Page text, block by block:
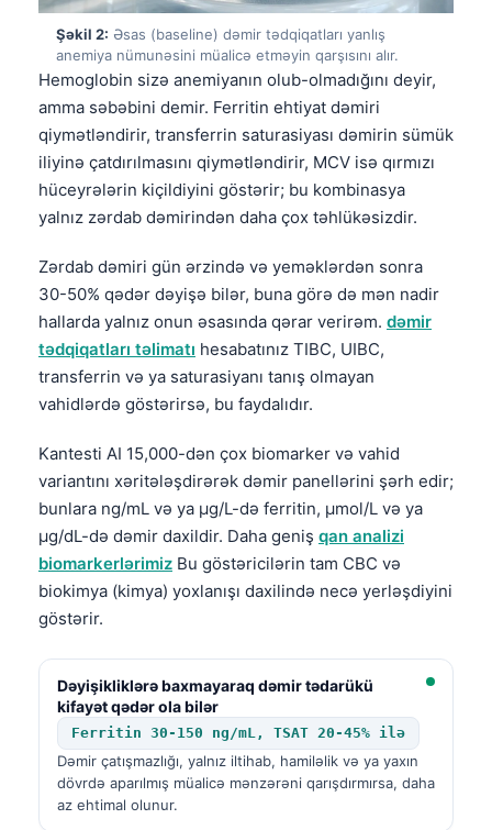
Şəkil 2: Əsas (baseline) dəmir tədqiqatları yanlış
anemiya nümunəsini müalicə etməyin qarşısını alır.
Hemoglobin sizə anemiyanın olub-olmadığını deyir,
amma səbəbini demir. Ferritin ehtiyat dəmiri
qiymətləndirir, transferrin saturasiyası dəmirin sümük
iliyinə çatdırılmasını qiymətləndirir, MCV isə qırmızı
hüceyrələrin kiçildiyini göstərir; bu kombinasya
yalnız zərdab dəmirindən daha çox təhlükəsizdir.
Zərdab dəmiri gün ərzində və yeməklərdən sonra
30-50% qədər dəyişə bilər, buna görə də mən nadir
hallarda yalnız onun əsasında qərar verirəm. dəmir
tədqiqatları təlimatı hesabatınız TIBC, UIBC,
transferrin və ya saturasiyanı tanış olmayan
vahidlərdə göstərirsə, bu faydalıdır.
Kantesti AI 15,000-dən çox biomarker və vahid
variantını xəritələşdirərək dəmir panellərini şərh edir;
bunlara ng/mL və ya µg/L-də ferritin, µmol/L və ya
µg/dL-də dəmir daxildir. Daha geniş qan analizi
biomarkerlərimiz Bu göstəricilərin tam CBC və
biokimya (kimya) yoxlanışı daxilində necə yerləşdiyini
göstərir.
Dəyişikliklərə baxmayaraq dəmir tədarükü
kifayət qədər ola bilər
Ferritin 30-150 ng/mL, TSAT 20-45% ilə
Dəmir çatışmazlığı, yalnız iltihab, hamiləlik və ya yaxın
dövrdə aparılmış müalicə mənzərəni qarışdırmırsa, daha
az ehtimal olunur.